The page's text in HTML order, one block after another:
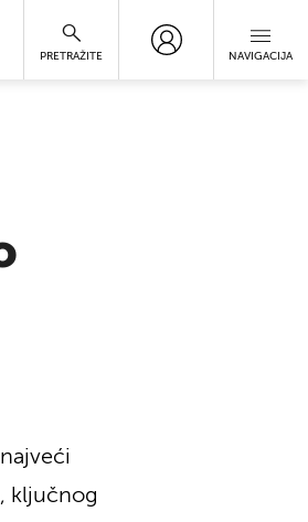
PRETRAŽITE NAVIGACIJA
ključnog